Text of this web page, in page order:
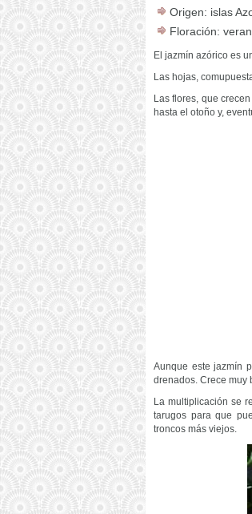
Origen: islas
Floración:
El jazmín azórico es
Las hojas,
Las flores, que
hasta el otoño y,
Aunque este jazmín
drenados. Crece muy
La multiplicación se
tarugos para que
troncos más viejos.